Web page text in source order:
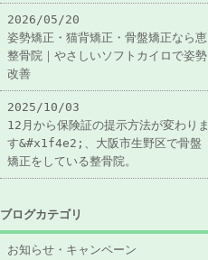
2026/05/20
姿勢矯正・猫背矯正・骨盤矯正なら恵
整骨院｜やさしいソフトカイロで姿勢
改善
2025/10/03
12月から保険証の提示方法が変わりま
す&#x1f4e2;、大阪市生野区で骨盤
矯正をしている整骨院。
ブログカテゴリ
お知らせ・キャンペーン